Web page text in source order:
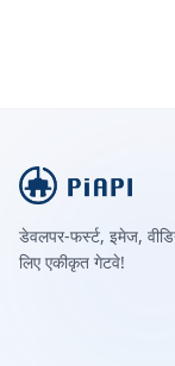
डेवलपर-फर्स्ट, इमेज,
लिए एकीकृत गेटवे!